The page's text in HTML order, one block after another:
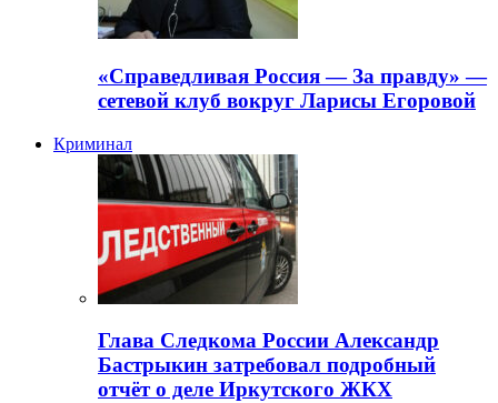
«Справедливая Россия — За правду» —
сетевой клуб вокруг Ларисы Егоровой
Криминал
Глава Следкома России Александр
Бастрыкин затребовал подробный
отчёт о деле Иркутского ЖКХ